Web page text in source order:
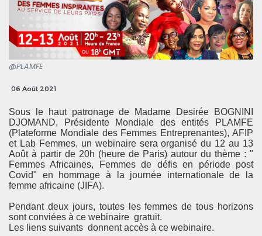
@PLAMFE
06 Août 2021
Sous le haut patronage de Madame Desirée BOGNINI
DJOMAND, Présidente Mondiale des entités PLAMFE
(Plateforme Mondiale des Femmes Entreprenantes), AFIP
et Lab Femmes, un webinaire sera organisé du 12 au 13
Août à partir de 20h (heure de Paris) autour du thème : "
Femmes Africaines, Femmes de défis en période post
Covid" en hommage à la journée internationale de la
femme africaine (JIFA).
Pendant deux jours, toutes les femmes de tous horizons
sont conviées à ce webinaire gratuit.
Les liens suivants donnent accès à ce webinaire.